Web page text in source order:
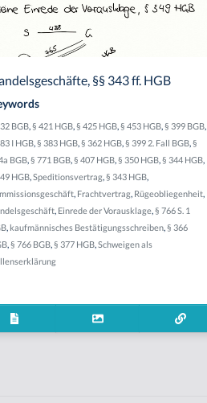
§§ 343 ff. HGB
BGB,§ 421 HGB,§ 425 HGB,§ 453 HGB,§ 399 BGB,
I HGB,§ 383 HGB,§ 362 HGB,§ 399 2. Fall BGB,§
BGB,§ 771 BGB,§ 407 HGB,§ 350 HGB,§ 344 HGB,
HGB,Speditionsvertrag,§ 343 HGB,
, Frachtvertrag, Rügeobliegenheit,
, Einrede der Vorausklage,§ 766 S. 1
, kaufmännisches Bestätigungsschreiben,§ 366
,§ 766 BGB,§ 377 HGB,Schweigen als